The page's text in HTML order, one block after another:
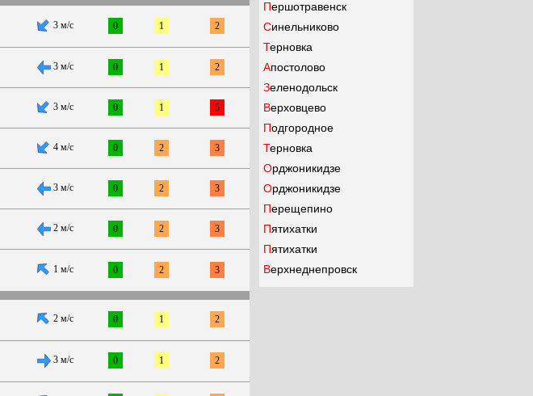
3 м/с 0 1 2
3 м/с 0 1 2
3 м/с 0 1 5
4 м/с 0 2 3
3 м/с 0 2 3
2 м/с 0 2 3
1 м/с 0 2 3
2 м/с 0 1 2
3 м/с 0 1 2
Першотравенск
Синельниково
Терновка
Апостолово
Зеленодольск
Верховцево
Подгородное
Терновка
Орджоникидзе
Орджоникидзе
Перещепино
Пятихатки
Пятихатки
Верхнеднепровск